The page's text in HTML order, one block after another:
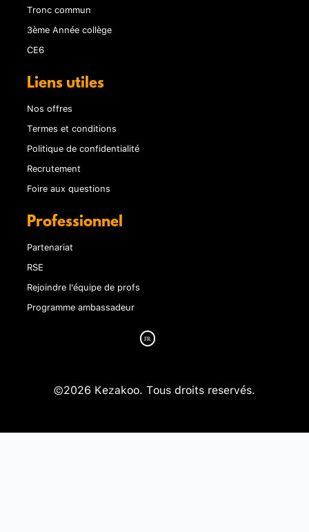
Tronc commun
3ème Année collège
CE6
Liens utiles
Nos offres
Termes et conditions
Politique de confidentialité
Recrutement
Foire aux questions
Professionnel
Partenariat
RSE
Rejoindre l'équipe de profs
Programme ambassadeur
©2026 Kezakoo. Tous droits reservés.